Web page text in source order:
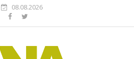
08.08.2026